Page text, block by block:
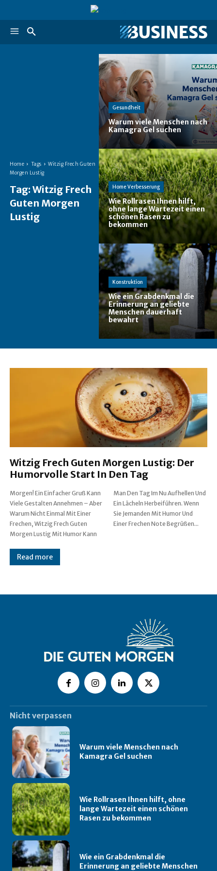
Home Tags
Witzig Frech Guten
Morgen Lustig
Tag: Witzig Frech
Guten Morgen
Lustig
Gesundheit
Warum viele Menschen nach
Kamagra Gel suchen
Home Verbesserung
Wie Rollrasen Ihnen hilft,
ohne lange Wartezeit einen
schönen Rasen zu
bekommen
Konstruktion
Wie ein Grabdenkmal die
Erinnerung an geliebte
Menschen dauerhaft
bewahrt
Witzig Frech Guten Morgen Lustig: Der
Humorvolle Start In Den Tag
Morgen! Ein Einfacher Gruß Kann
Viele Gestalten Annehmen – Aber
Warum Nicht Einmal Mit Einer
Frechen, Witzig Frech Guten
Morgen Lustig Mit Humor Kann
Man Den Tag Im Nu Aufhellen Und
Ein Lächeln Herbeiführen. Wenn
Sie Jemanden Mit Humor Und
Einer Frechen Note Begrüßen...
Read more
Nicht verpassen
Warum viele Menschen nach
Kamagra Gel suchen
Wie Rollrasen Ihnen hilft, ohne
lange Wartezeit einen schönen
Rasen zu bekommen
Wie ein Grabdenkmal die
Erinnerung an geliebte Menschen